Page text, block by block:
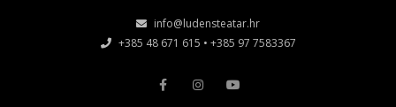
info@ludensteatar.hr
+385 48 671 615 • +385 97 7583367